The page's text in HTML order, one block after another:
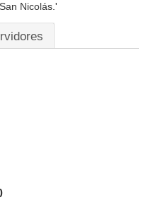
Nicolás.'